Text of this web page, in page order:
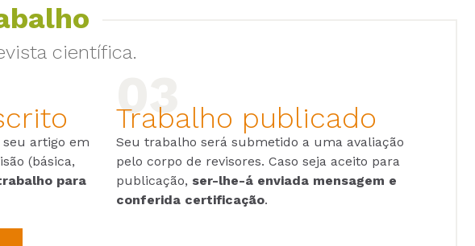
científica.
seu artigo em
(básica,
para
Trabalho publicado
Seu trabalho será submetido a uma avaliação
pelo corpo de revisores. Caso seja aceito para
publicação, ser-lhe-á enviada mensagem e
conferida certificação.